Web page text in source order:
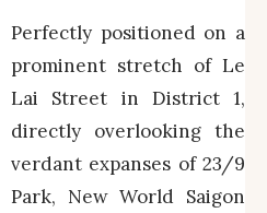
Perfectly positioned on a
prominent stretch of Le
Lai Street in District 1,
directly overlooking the
verdant expanses of 23/9
Park, New World Saigon